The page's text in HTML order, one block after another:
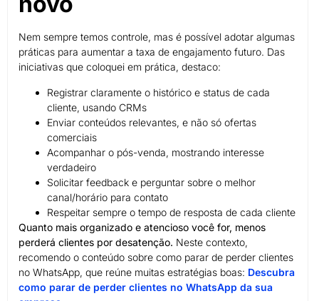
Nem sempre temos controle, mas é possível adotar algumas
práticas para aumentar a taxa de engajamento futuro. Das
iniciativas que coloquei em prática, destaco:
Registrar claramente o histórico e status de cada
cliente, usando CRMs
Enviar conteúdos relevantes, e não só ofertas
comerciais
Acompanhar o pós-venda, mostrando interesse
verdadeiro
Solicitar feedback e perguntar sobre o melhor
canal/horário para contato
Respeitar sempre o tempo de resposta de cada cliente
Quanto mais organizado e atencioso você for, menos
perderá clientes por desatenção. Neste contexto,
recomendo o conteúdo sobre como parar de perder clientes
no WhatsApp, que reúne muitas estratégias boas: Descubra
como parar de perder clientes no WhatsApp da sua